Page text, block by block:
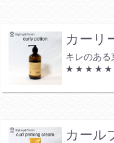
カーリ
キレのある
★ ★ ★ ★ ★
カール